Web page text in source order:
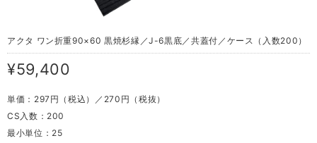
アクタ ワン折重90×60 黒焼杉縁／J-6黒底／共蓋付／ケース（入数200）
¥59,400
単価：297円（税込）／270円（税抜）
CS入数：200
最小単位：25